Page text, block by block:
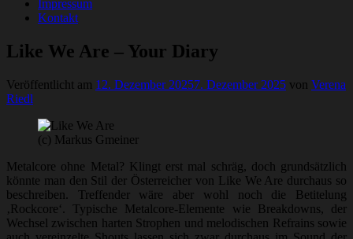
Impressum
Kontakt
Like We Are – Your Diary
Veröffentlicht am 12. Dezember 20257. Dezember 2025 von Verena
Riedl
(c) Markus Gmeiner
Metalcore ohne Metal? Klingt erst mal schräg, doch grundsätzlich
könnte man den Stil der Österreicher von Like We Are durchaus so
beschreiben. Treffender wäre aber wohl noch die Betitelung
‚Rockcore‘. Typische Metalcore-Elemente wie Breakdowns, der
Wechsel zwischen harten Strophen und melodischen Refrains sowie